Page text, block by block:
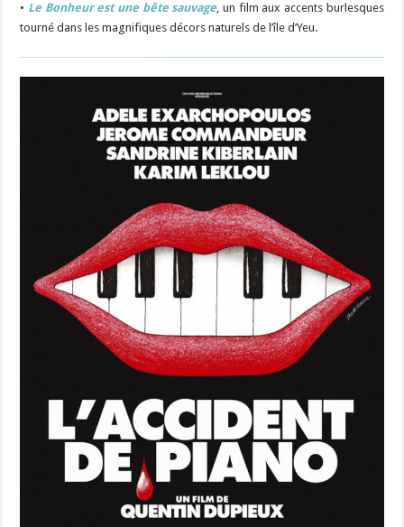
• Le Bonheurest une bête sauvage, un film aux accents burlesques
tourné dans les magnifiques décors naturels de l’île d’Yeu.